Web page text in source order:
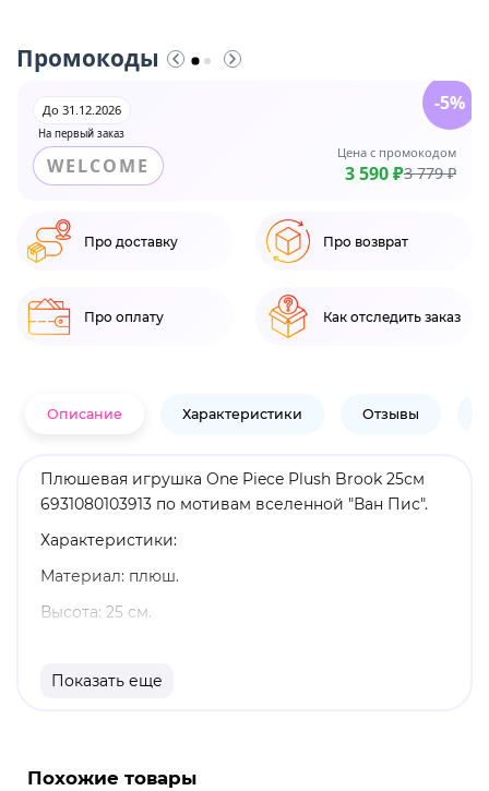
Промокоды
На первый заказ
До 31.12.2026
WELCOME
Цена с промокодом
3 590 ₽3 779 ₽
-5%
Про доставку Про возврат
Про оплату Как отследить заказ
Описание Характеристики Отзывы
Плюшевая игрушка One Piece Plush Brook 25см
6931080103913 по мотивам вселенной "Ван Пис".
Характеристики:
Материал: плюш.
Высота: 25 см.
продукт.
команды пиратов Соломенной Шляпы. Он живой
Показать еще
Похожие товары